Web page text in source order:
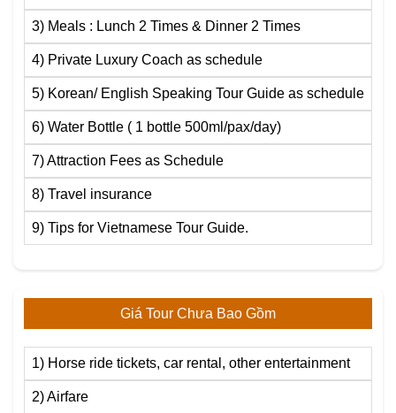
3) Meals : Lunch 2 Times & Dinner 2 Times
4) Private Luxury Coach as schedule
5) Korean/ English Speaking Tour Guide as schedule
6) Water Bottle ( 1 bottle 500ml/pax/day)
7) Attraction Fees as Schedule
8) Travel insurance
9) Tips for Vietnamese Tour Guide.
Giá Tour Chưa Bao Gồm
1) Horse ride tickets, car rental, other entertainment
2) Airfare